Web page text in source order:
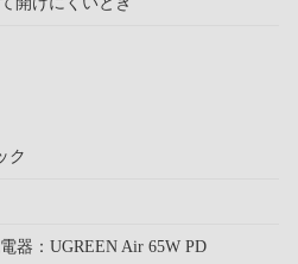
ク
器：UGREEN Air 65W PD